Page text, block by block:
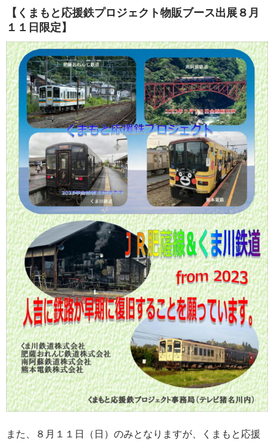
【くまもと応援鉄プロジェクト物販ブース出展８月
１１日限定】
また、８月１１日（日）のみとなりますが、くまもと応援